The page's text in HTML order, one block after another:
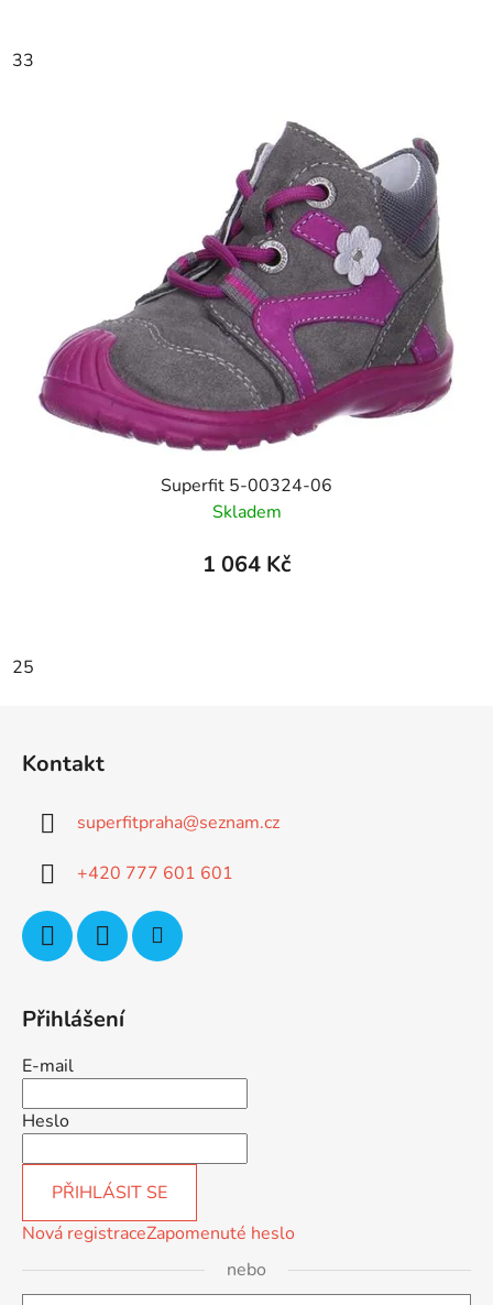
33
Superfit 5-00324-06
Skladem
1 064 Kč
25
Kontakt
superfitpraha@seznam.cz
+420 777 601 601
Přihlášení
E-mail
Heslo
PŘIHLÁSIT SE
Nová registraceZapomenuté heslo
nebo